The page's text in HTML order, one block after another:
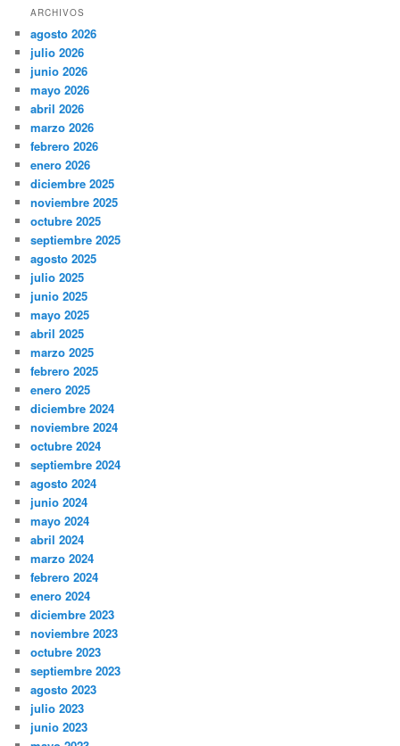
ARCHIVOS
agosto 2026
julio 2026
junio 2026
mayo 2026
abril 2026
marzo 2026
febrero 2026
enero 2026
diciembre 2025
noviembre 2025
octubre 2025
septiembre 2025
agosto 2025
julio 2025
junio 2025
mayo 2025
abril 2025
marzo 2025
febrero 2025
enero 2025
diciembre 2024
noviembre 2024
octubre 2024
septiembre 2024
agosto 2024
junio 2024
mayo 2024
abril 2024
marzo 2024
febrero 2024
enero 2024
diciembre 2023
noviembre 2023
octubre 2023
septiembre 2023
agosto 2023
julio 2023
junio 2023